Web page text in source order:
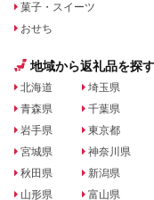
菓子・スイーツ
おせち
地域から返礼品を探す
北海道
青森県
岩手県
宮城県
秋田県
山形県
埼玉県
千葉県
東京都
神奈川県
新潟県
富山県